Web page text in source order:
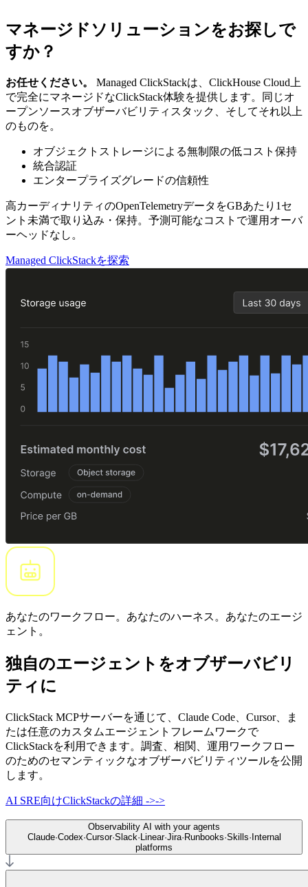
ClickHouse Cloud上のClickStackは、ストレージとコンピュー
トの完全な分離により弾力的なスケーリングとコスト効率を
実現します。コンピュート-コンピュート分離により、取り
込みとクエリを専用リソースで独立して実行でき、あらゆる
規模で一貫したパフォーマンスを確保します。
でオブザーバビリティデータを統合するコンテキストリッチ
なレコード）としてキャプチャします。ペタバイト規模の
OTelデータ向けに設計されています。
ネイティブJSON対応により、ClickHouseは進化する半構造
化データを効率的に処理します。フィールドは取り込み時に
自動的に作成され、圧縮カラム型ストレージにより、事前の
スキーマ定義なしで高速クエリと高圧縮を実現します。
マネージドソリューションをお探しで
すか？
お任せください。
Managed ClickStackは、ClickHouse Cloud上
で完全にマネージドなClickStack体験を提供します。同じオ
ープンソースオブザーバビリティスタック、そしてそれ以上
のものを。
オブジェクトストレージによる無制限の低コスト保持
統合認証
エンタープライズグレードの信頼性
高カーディナリティのOpenTelemetryデータをGBあたり1セ
ント未満で取り込み・保持。予測可能なコストで運用オーバ
ーヘッドなし。
Managed ClickStackを探索
あなたのワークフロー。あなたのハーネス。あなたのエージ
ェント。
独自のエージェントをオブザーバビリ
ティに
ClickStack MCPサーバーを通じて、Claude Code、Cursor、ま
たは任意のカスタムエージェントフレームワークで
ClickStackを利用できます。調査、相関、運用ワークフロー
のためのセマンティックなオブザーバビリティツールを公開
します。
AI SRE向けClickStackの詳細 ->->
Observability AI with your agents
Claude·Codex·Cursor·Slack· Linear·Jira· Runbooks·Skills· Internal
platforms